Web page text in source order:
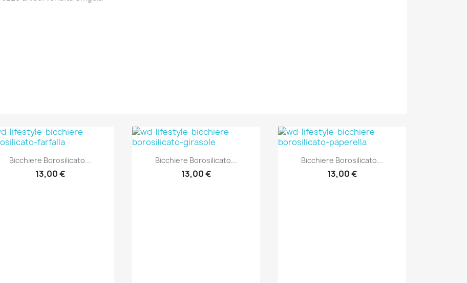
Anteprima
Bicchiere Borosilicato...
13,00 €
Anteprima
Bicchiere Borosilicato...
13,00 €
Anteprima
Bicchiere Borosilicato...
13,00 €